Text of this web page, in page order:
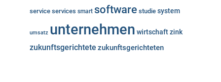
service services smart software studie system
umsatz unternehmen wirtschaftzink
zukunftsgerichtete zukunftsgerichteten